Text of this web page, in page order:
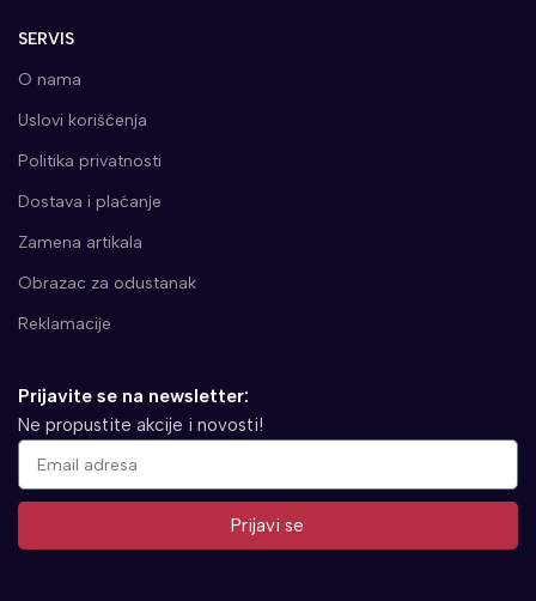
SERVIS
O nama
Uslovi korišćenja
Politika privatnosti
Dostava i plaćanje
Zamena artikala
Obrazac za odustanak
Reklamacije
Prijavite se na newsletter:
Ne propustite akcije i novosti!
Prijavi se